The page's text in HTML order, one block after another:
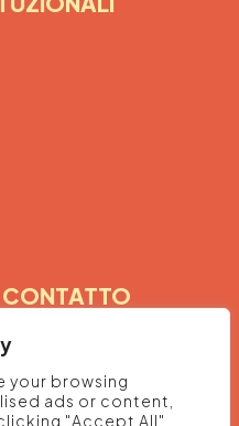
your browsing
ads or content,
"Accept All",
acconsenti
dei tuoi dati
e promozioni